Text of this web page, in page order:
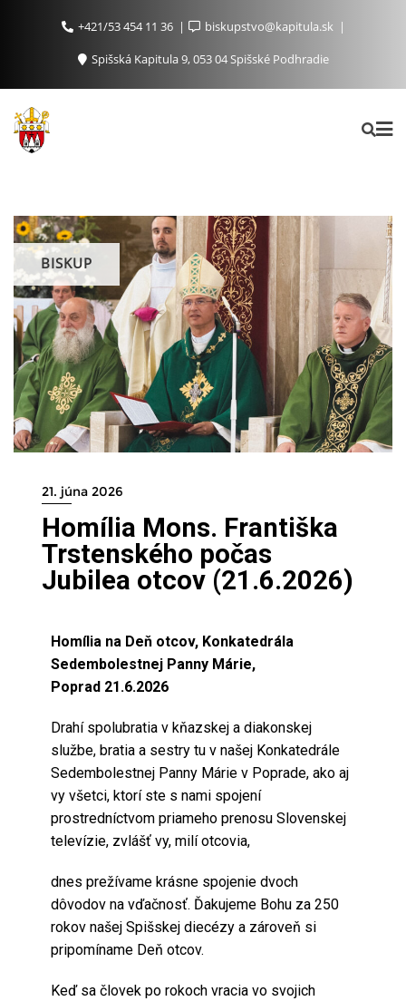
+421/53 454 11 36
biskupstvo@kapitula.sk
Spišská Kapitula 9, 053 04 Spišské Podhradie
BISKUP
21. júna 2026
Homília Mons. Františka
Trstenského počas
Jubilea otcov (21.6.2026)
Homília na Deň otcov, Konkatedrála
Sedembolestnej Panny Márie,
Poprad 21.6.2026
Drahí spolubratia v kňazskej a diakonskej
službe, bratia a sestry tu v našej Konkatedrále
Sedembolestnej Panny Márie v Poprade, ako aj
vy všetci, ktorí ste s nami spojení
prostredníctvom priameho prenosu Slovenskej
televízie, zvlášť vy, milí otcovia,
dnes prežívame krásne spojenie dvoch
dôvodov na vďačnosť. Ďakujeme Bohu za 250
rokov našej Spišskej diecézy a zároveň si
pripomíname Deň otcov.
Keď sa človek po rokoch vracia vo svojich